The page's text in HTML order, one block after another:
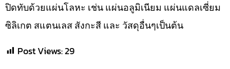
ปิดทับด้วยแผ่นโลหะ เช่น แผ่นอลูมิเนียม แผ่นแดลเซี่ยม
ซิลิเกต สแตนเลส สังกะสี และ วัสดุอื่นๆเป็นต้น
Post Views:29